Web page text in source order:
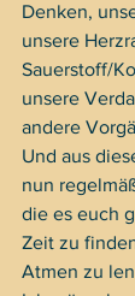
Denken,
unsere
Sauerstoff/
unsere
andere
Und aus
nun
die es euch
Zeit zu
Atmen zu